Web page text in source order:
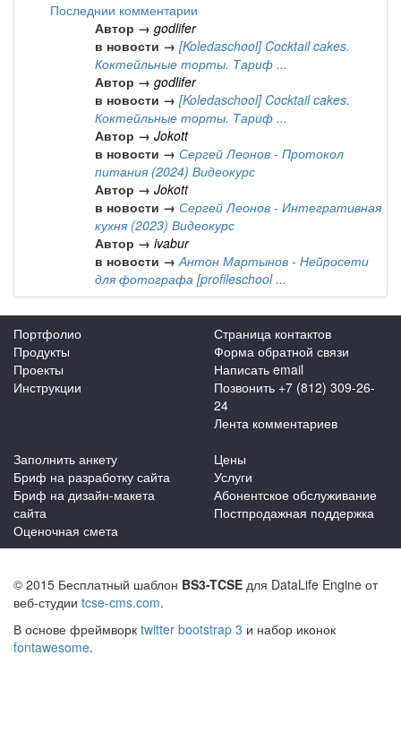
Последнии комментарии
Автор → godlifer
в новости → [Koledaschool] Cocktail cakes.
Коктейльные торты. Тариф ...
Автор → godlifer
в новости → [Koledaschool] Cocktail cakes.
Коктейльные торты. Тариф ...
Автор → Jokott
в новости → Сергей Леонов - Протокол
питания (2024) Видеокурс
Автор → Jokott
в новости → Сергей Леонов - Интегративная
кухня (2023) Видеокурс
Автор → ivabur
в новости → Антон Мартынов - Нейросети
для фотографа [profileschool ...
Портфолио
Продукты
Проекты
Инструкции
Страница контактов
Форма обратной связи
Написать email
Позвонить +7 (812) 309-26-
24
Лента комментариев
Заполнить анкету
Бриф на разработку сайта
Бриф на дизайн-макета
сайта
Оценочная смета
Цены
Услуги
Абонентское обслуживание
Постпродажная поддержка
© 2015 Бесплатный шаблон BS3-TCSE для DataLife Engine от
веб-студии tcse-cms.com.
В основе фреймворк twitter bootstrap 3 и набор иконок
fontawesome.